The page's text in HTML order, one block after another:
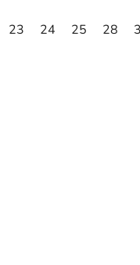
23 24 25 28